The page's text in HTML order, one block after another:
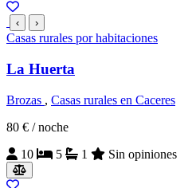
‹ ›
Casas rurales por habitaciones
La Huerta
Brozas , Casas rurales en Caceres
80 € / noche
10
5 1 Sin opiniones